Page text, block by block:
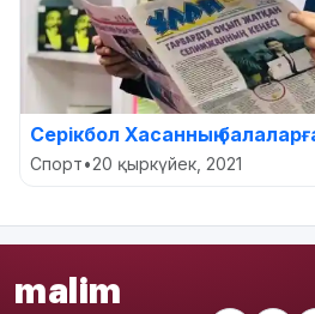
Серікбол Хасанның
Спорт•20 қыркүйек, 2021
malim